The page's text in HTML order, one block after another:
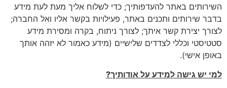
השירותים באתר להעדפותיך; כדי לשלוח אליך מעת לעת מידע
בדבר שירותים ותכנים באתר, פעילויות בקשר אליו ואל החברה;
לצורך יצירת קשר איתך; לצורך ניתוח, בקרה ומסירת מידע
סטטיסטי וכללי לצדדים שלישיים (מידע כאמור לא יזהה אותך
באופן אישי).
למי יש גישה למידע על אודותיך?